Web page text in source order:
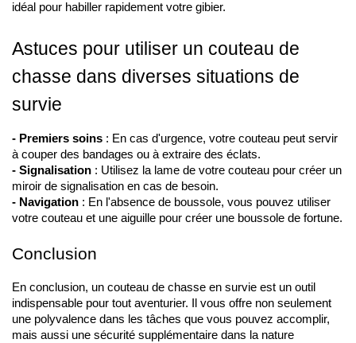
idéal pour habiller rapidement votre gibier.
Astuces pour utiliser un couteau de
chasse dans diverses situations de
survie
- Premiers soins : En cas d'urgence, votre couteau peut servir
à couper des bandages ou à extraire des éclats.
- Signalisation : Utilisez la lame de votre couteau pour créer un
miroir de signalisation en cas de besoin.
- Navigation : En l'absence de boussole, vous pouvez utiliser
votre couteau et une aiguille pour créer une boussole de fortune.
Conclusion
En conclusion, un couteau de chasse en survie est un outil
indispensable pour tout aventurier. Il vous offre non seulement
une polyvalence dans les tâches que vous pouvez accomplir,
mais aussi une sécurité supplémentaire dans la nature